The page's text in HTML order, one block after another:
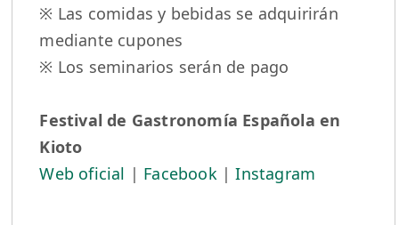
※ Las comidas y bebidas se adquirirán
mediante cupones
※ Los seminarios serán de pago
Festival de Gastronomía Española en
Kioto
Web oficial | Facebook|Instagram